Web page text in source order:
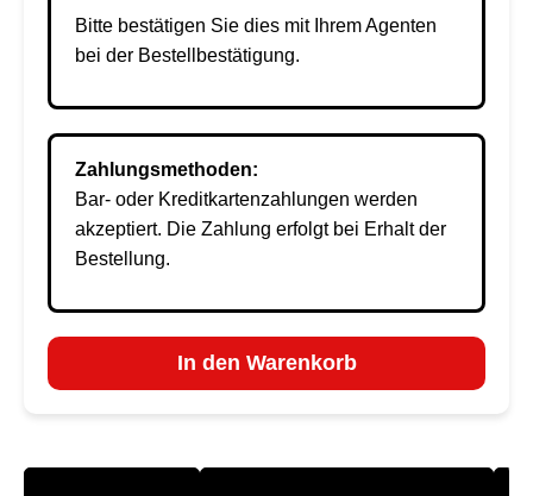
Bitte bestätigen Sie dies mit Ihrem Agenten
bei der Bestellbestätigung.
Zahlungsmethoden:
Bar- oder Kreditkartenzahlungen werden
akzeptiert. Die Zahlung erfolgt bei Erhalt der
Bestellung.
In den Warenkorb